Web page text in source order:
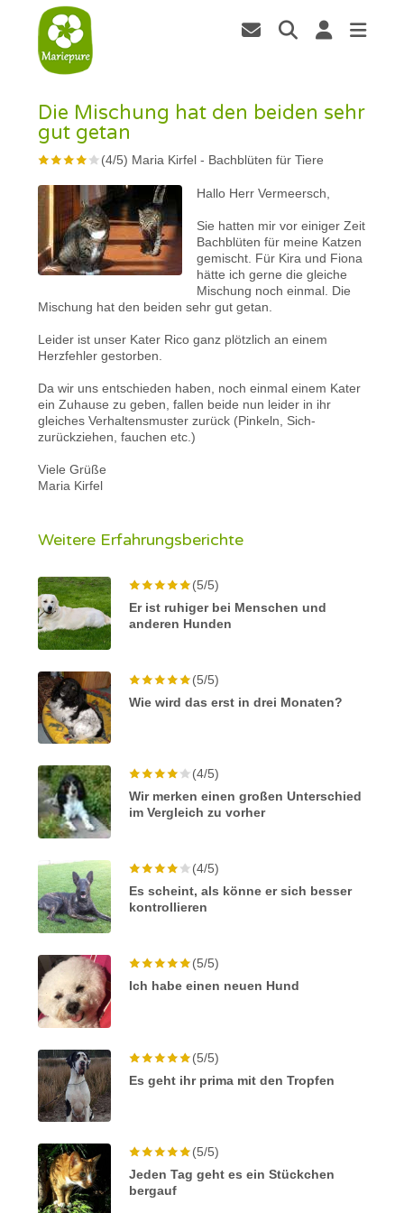
Die Mischung hat den beiden sehr
gut getan
(4/5) Maria Kirfel - Bachblüten für Tiere
Hallo Herr Vermeersch,
Sie hatten mir vor einiger Zeit
Bachblüten für meine Katzen
gemischt. Für Kira und Fiona
hätte ich gerne die gleiche
Mischung noch einmal. Die
Mischung hat den beiden sehr gut getan.
Leider ist unser Kater Rico ganz plötzlich an einem
Herzfehler gestorben.
Da wir uns entschieden haben, noch einmal einem Kater
ein Zuhause zu geben, fallen beide nun leider in ihr
gleiches Verhaltensmuster zurück (Pinkeln, Sich-
zurückziehen, fauchen etc.)
Viele Grüße
Maria Kirfel
Weitere Erfahrungsberichte
(5/5)
Er ist ruhiger bei Menschen und
anderen Hunden
(5/5)
Wie wird das erst in drei Monaten?
(4/5)
Wir merken einen großen Unterschied
im Vergleich zu vorher
(4/5)
Es scheint, als könne er sich besser
kontrollieren
(5/5)
Ich habe einen neuen Hund
(5/5)
Es geht ihr prima mit den Tropfen
(5/5)
Jeden Tag geht es ein Stückchen
bergauf